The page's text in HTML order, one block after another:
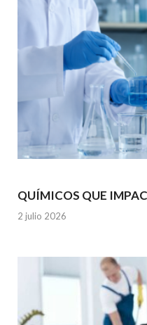
QUÍMICOS QUE
2 julio 2026